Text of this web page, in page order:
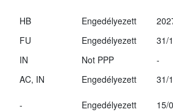
HB Engedélyezett
FU Engedélyezett
31/
IN Not PPP
-
AC, IN Engedélyezett
31/
- Engedélyezett
15/